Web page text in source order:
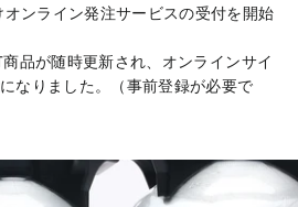
ンライン発注サービスの受付を開始
品が随時更新され、オンラインサイ
なりました。（事前登録が必要で